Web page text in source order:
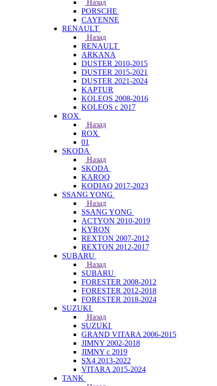
Назад
PORSCHE
CAYENNE
RENAULT
Назад
RENAULT
ARKANA
DUSTER 2010-2015
DUSTER 2015-2021
DUSTER 2021-2024
KAPTUR
KOLEOS 2008-2016
KOLEOS с 2017
ROX
Назад
ROX
01
SKODA
Назад
SKODA
KAROQ
KODIAQ 2017-2023
SSANG YONG
Назад
SSANG YONG
ACTYON 2010-2019
KYRON
REXTON 2007-2012
REXTON 2012-2017
SUBARU
Назад
SUBARU
FORESTER 2008-2012
FORESTER 2012-2018
FORESTER 2018-2024
SUZUKI
Назад
SUZUKI
GRAND VITARA 2006-2015
JIMNY 2002-2018
JIMNY с 2019
SX4 2013-2022
VITARA 2015-2024
TANK